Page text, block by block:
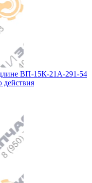
ВП-15К-21А-291-54
действия